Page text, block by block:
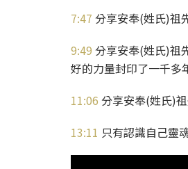
7:47 分享安奉(姓氏)祖
9:49 分享安奉(姓氏)祖
好的力量封印了一千多
11:06 分享安奉(姓氏)
13:11 只有認識自己靈